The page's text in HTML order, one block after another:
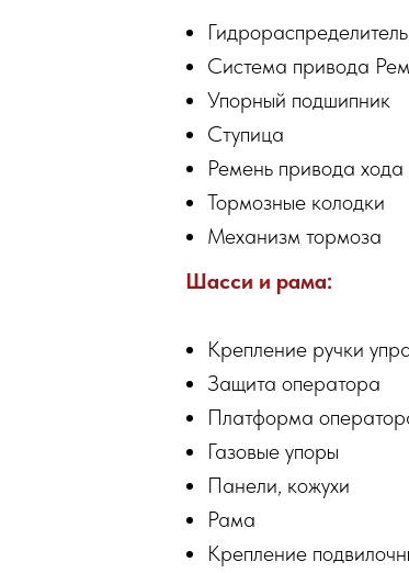
Гидрораспределитель
Система привода
Упорный подшипник
Ступица
Ремень привода хода
Тормозные колодки
Механизм тормоза
Шасси и рама:
Крепление ручки
Защита оператора
Платформа
Газовые упоры
Панели, кожухи
Рама
Крепление